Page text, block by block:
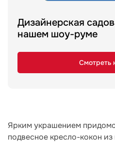
Дизайнерская
нашем шоу-руме
Смотреть
Ярким украшением
подвесное кресло-кокон из